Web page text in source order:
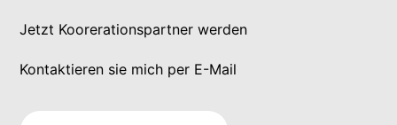
Jetzt Koorerationspartner werden
Kontaktieren sie mich per E-Mail
SUCHEN